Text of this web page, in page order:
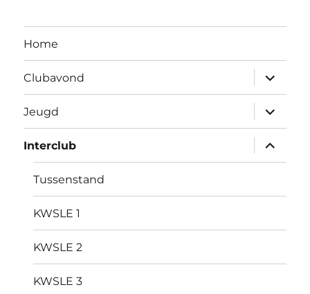
Home
Clubavond
Open
Jeugd
Open
Interclub
Open
Tussenstand
KWSLE 1
KWSLE 2
KWSLE 3